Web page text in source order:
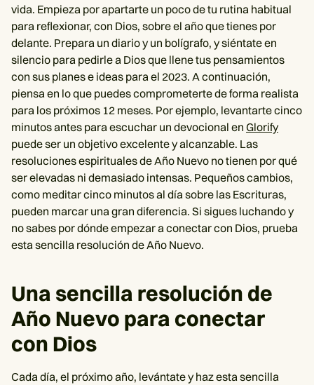
vida. Empieza por apartarte un poco de tu rutina habitual
para reflexionar, con Dios, sobre el año que tienes por
delante. Prepara un diario y un bolígrafo, y siéntate en
silencio para pedirle a Dios que llene tus pensamientos
con sus planes e ideas para el 2023. A continuación,
piensa en lo que puedes comprometerte de forma realista
para los próximos 12 meses. Por ejemplo, levantarte cinco
minutos antes para escuchar un devocional en Glorify
puede ser un objetivo excelente y alcanzable. Las
resoluciones espirituales de Año Nuevo no tienen por qué
ser elevadas ni demasiado intensas. Pequeños cambios,
como meditar cinco minutos al día sobre las Escrituras,
pueden marcar una gran diferencia. Si sigues luchando y
no sabes por dónde empezar a conectar con Dios, prueba
esta sencilla resolución de Año Nuevo.
Una sencilla resolución de
Año Nuevo para conectar
con Dios
Cada día, el próximo año, levántate y haz esta sencilla